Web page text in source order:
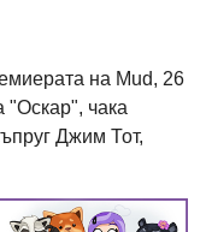
на Mud, 26
"Оскар", чака
Джим Тот,